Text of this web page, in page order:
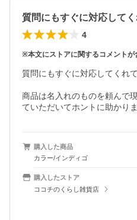
4
※本文にストアに関するコメントが
質問にもすぐに対応してくれ
商品は名入れのものを頼んで
ていただいてホントに助かり
購入した商品
カラー/インディゴ
購入したストア
ココチのくらし雑貨店